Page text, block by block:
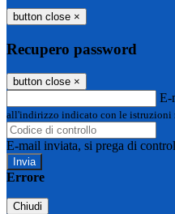
button close ×
Recupero password
button close ×
E-
all'indirizzo indicato con le istruzioni
E-mail inviata, si prega di
Errore
Chiudi